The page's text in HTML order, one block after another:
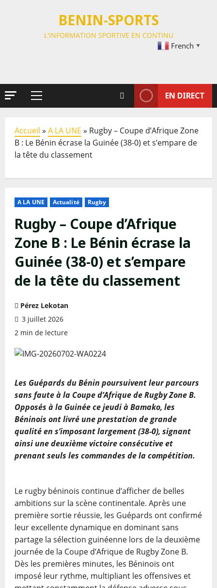
BENIN-SPORTS
L'INFORMATION SPORTIVE EN CONTINU
French ▼
EN DIRECT
Accueil » A LA UNE » Rugby – Coupe d’Afrique Zone
B : Le Bénin écrase la Guinée (38-0) et s’empare de
la tête du classement
A LA UNE Actualité Rugby
Rugby – Coupe d’Afrique
Zone B : Le Bénin écrase la
Guinée (38-0) et s’empare
de la tête du classement
Pérez Lekotan
3 juillet 2026
2 min de lecture
Les Guépards du Bénin poursuivent leur parcours
sans faute à la Coupe d’Afrique de Rugby Zone B.
Opposés à la Guinée ce jeudi à Bamako, les
Béninois ont livré une prestation de grande
qualité en s’imposant largement (38-0), signant
ainsi une deuxième victoire consécutive et
prenant seuls les commandes de la compétition.
Le rugby béninois continue d’afficher de belles
ambitions sur la scène continentale. Après une
première sortie réussie, les Guépards ont confirmé
leur excellente dynamique en dominant sans
partage la sélection guinéenne lors de la deuxième
journée de la Coupe d’Afrique de Rugby Zone B.
Dès les premières minutes, les Béninois ont
imposé leur rythme, multipliant les offensives et